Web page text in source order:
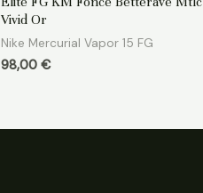
sur
5Vivid Or
Nike Mercurial Vapor 15 FG
98,00 €